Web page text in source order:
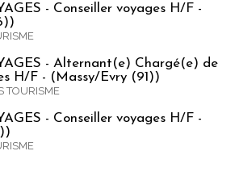
- Conseiller voyages H/F -
- Alternant(e) Chargé(e) de
H/F - (Massy/Evry (91))
TOURISME
- Conseiller voyages H/F -